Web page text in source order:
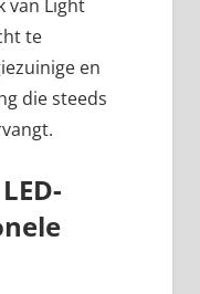
van Light
te
en
die steeds